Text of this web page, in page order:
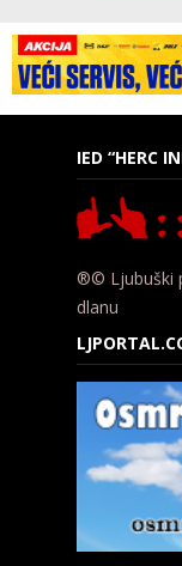
IED “HERC
®© Ljubuški
dlanu